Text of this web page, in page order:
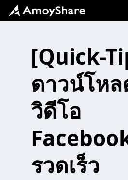
[Quick-
ดาวน์โห
วิดีโอ
รวดเร็ว